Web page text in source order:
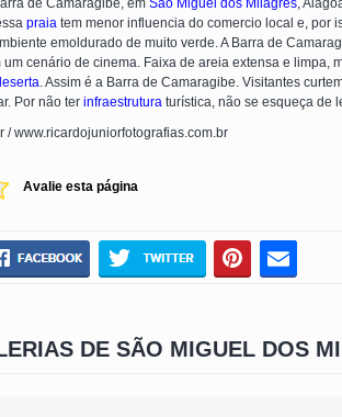
de Camaragibe, em São Miguel dos Milagres,
praia tem menor influencia do comercio local e, por
emoldurado de muito verde. A Barra de
cenário de cinema. Faixa de areia extensa e
. Assim é a Barra de Camaragibe. Visitantes
Por não ter infraestrutura turística, não se esqueça de
/ www.ricardojuniorfotografias.com.br
Avalie esta página
DE SÃO MIGUEL DOS